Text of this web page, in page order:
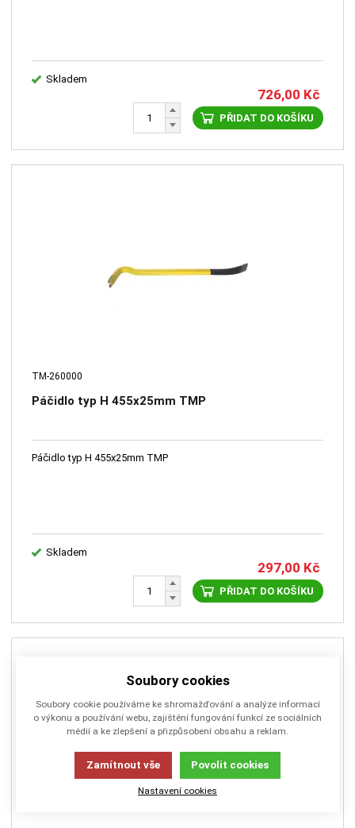
Skladem
726,00 Kč
PŘIDAT DO KOŠÍKU
TM-260000
Páčidlo typ H 455x25mm TMP
Páčidlo typ H 455x25mm TMP
Skladem
297,00 Kč
PŘIDAT DO KOŠÍKU
Soubory cookies
Soubory cookie používáme ke shromažďování a analýze informací
o výkonu a používání webu, zajištění fungování funkcí ze sociálních
médií a ke zlepšení a přizpůsobení obsahu a reklam.
Zamítnout vše Povolit cookies
Nastavení cookies